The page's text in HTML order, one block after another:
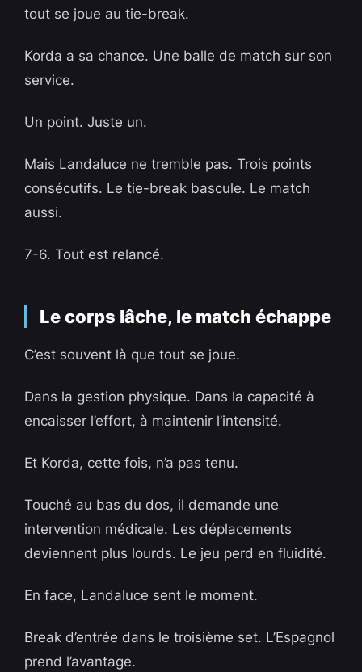
tout se joue au tie-break.
Korda a sa chance. Une balle de match sur son
service.
Un point. Juste un.
Mais Landaluce ne tremble pas. Trois points
consécutifs. Le tie-break bascule. Le match
aussi.
7-6. Tout est relancé.
Le corps lâche, le match échappe
C’est souvent là que tout se joue.
Dans la gestion physique. Dans la capacité à
encaisser l’effort, à maintenir l’intensité.
Et Korda, cette fois, n’a pas tenu.
Touché au bas du dos, il demande une
intervention médicale. Les déplacements
deviennent plus lourds. Le jeu perd en fluidité.
En face, Landaluce sent le moment.
Break d’entrée dans le troisième set. L’Espagnol
prend l’avantage.